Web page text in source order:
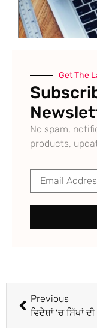
Get The
No spam,
products,
Previous